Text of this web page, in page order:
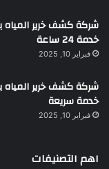
خدمة 24 ساعة
فبراير 10, 2025
خدمة سريعة
فبراير 10, 2025
اهم التصنيفات